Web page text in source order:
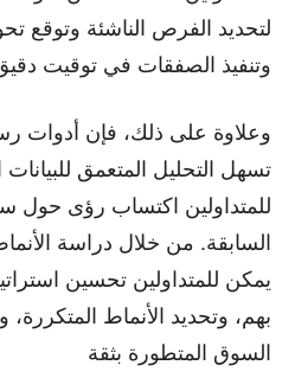
وتنفيذ الصفقات في توقيت
وعلاوة على ذلك، فإن أدوات
للمتداولين اكتساب رؤى حول
السابقة. من خلال دراسة
يمكن للمتداولين تحسين
بهم، وتحديد الأنماط
السوق المتطورة بثقة